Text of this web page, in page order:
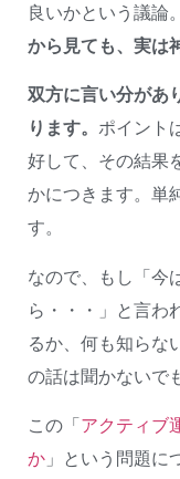
良いかという議論
から見ても、実は
双方に言い分があ
ります。 ポイント
好して、その結果
かにつきます。単
す。
なので、もし「今
ら・・・」と言わ
るか、何も知らな
の話は聞かないで
この「アクティブ
か 」という問題に